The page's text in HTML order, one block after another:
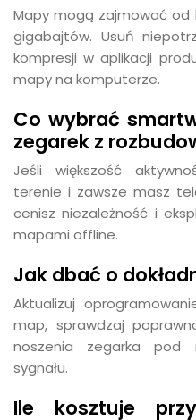
Mapy mogą zajmować od
gigabajtów. Usuń
kompresji w aplikacji
mapy na komputerze.
Co wybrać
zegarek z
Jeśli większość
terenie i zawsze masz
cenisz niezależność i
mapami offline.
Jak dbać o
Aktualizuj
map, sprawdzaj
noszenia zegarka pod
sygnału.
Ile kosztuje